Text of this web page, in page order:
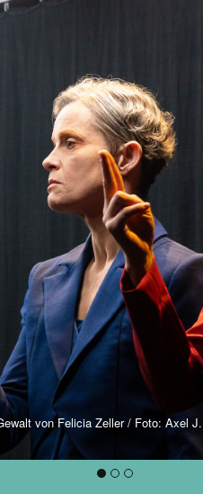
von Felicia Zeller / Foto: Axel